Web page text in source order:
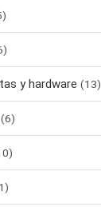
y hardware (13)
(6)